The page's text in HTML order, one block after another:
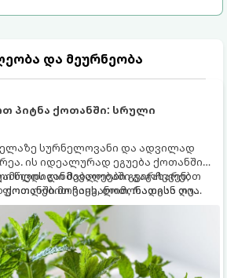
და მეურნეობა
პიტნა ქოთანში: სრული
სურნელოვანი და ადვილად
ის იდეალურად ეგუება ქოთანში
მებაღეები გვირჩევენ,
მოვიყვანოთ, რადგან ღია
ის ფესვებით ძალიან
და სხვა მცენარეებს ავიწროებს.
წლის განმავლობაში გაგახარებთ
ჩაის, ლიმონათისა თუ